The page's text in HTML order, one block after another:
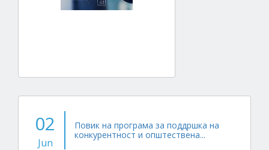
02
Jun
Повик на програма за поддршка на
конкурентност и општествена...